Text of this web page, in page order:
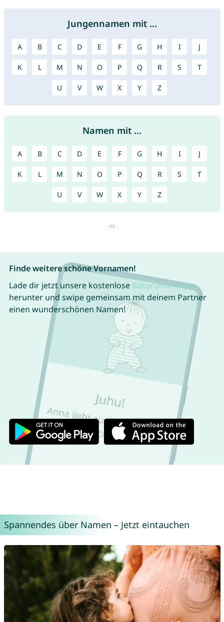
Jungennamen mit ...
A B C D E F G H I J
K L M N O P Q R S T
U V W X Y Z
Namen mit ...
A B C D E F G H I J
K L M N O P Q R S T
U V W X Y Z
Finde weitere schöne Vornamen!
Lade dir jetzt unsere kostenlose Babynamen App
herunter und swipe gemeinsam mit deinem Partner
einen wunderschönen Namen!
Spannendes über Namen – Jetzt eintauchen